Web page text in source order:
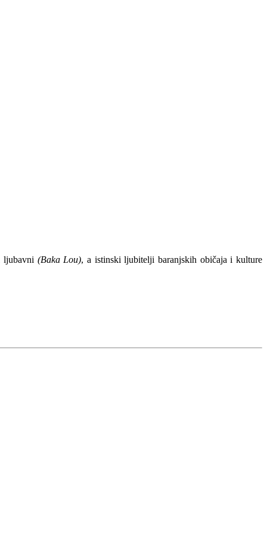
ljubavni (Baka Lou), a istinski ljubitelji baranjskih običaja i kulture